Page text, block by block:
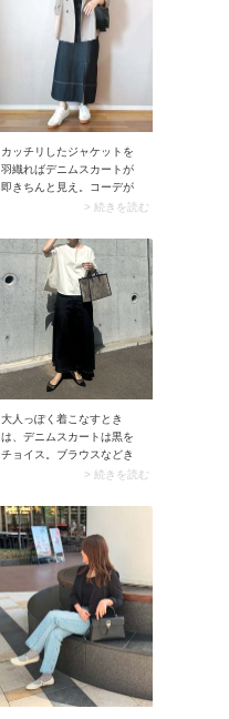
カッチリしたジャケットを
羽織ればデニムスカートが
即きちんと見え。コーデが
引き締まり、大人に似合う
す。またインディゴや黒な
ど、ダークカラーのデニム
スカートを選んでおくと、
オフィスカジュアルにも使
いやすいですよ。
> 続きを読む
大人っぽく着こなすとき
は、デニムスカートは黒を
チョイス。ブラウスなどき
れいめなトップスを合わせ
出かけモードにアップデー
トされますよ。カジュアル
に寄りやすいデニムスカー
トがクリーンな印象に。
> 続きを読む